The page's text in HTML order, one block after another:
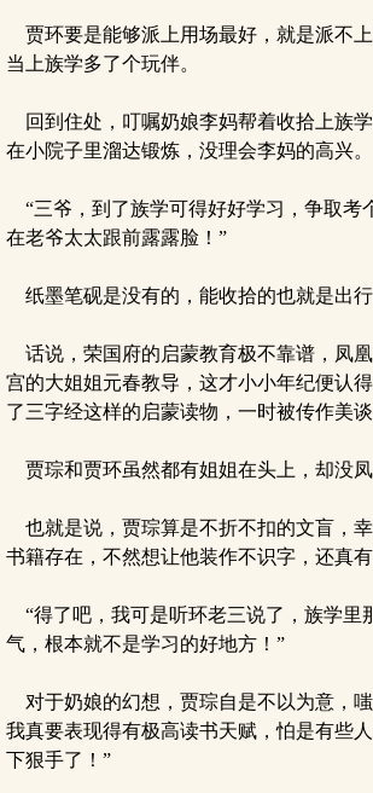
贾环要是能够派上用场最好，就是派不
当上族学多了个玩伴。
回到住处，叮嘱奶娘李妈帮着收拾上族
在小院子里溜达锻炼，没理会李妈的高兴。
“三爷，到了族学可得好好学习，争取考
在老爷太太跟前露露脸！”
纸墨笔砚是没有的，能收拾的也就是出行
话说，荣国府的启蒙教育极不靠谱，凤
宫的大姐姐元春教导，这才小小年纪便认
了三字经这样的启蒙读物，一时被传作美谈
贾琮和贾环虽然都有姐姐在头上，却没凤
也就是说，贾琮算是不折不扣的文盲，
书籍存在，不然想让他装作不识字，还真有
“得了吧，我可是听环老三说了，族学里
气，根本就不是学习的好地方！”
对于奶娘的幻想，贾琮自是不以为意，嗤
我真要表现得有极高读书天赋，怕是有些
下狠手了！”